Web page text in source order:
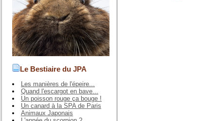
Le Bestiaire du JPA
Les manières de l'épeire...
Quand l'escargot en bave...
Un poisson rouge ça bouge !
Un canard à la SPA de Paris
Animaux Japonais